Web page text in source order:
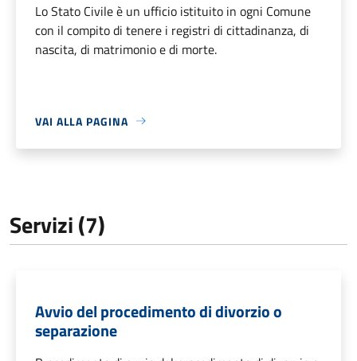
Lo Stato Civile è un ufficio istituito in ogni Comune
con il compito di tenere i registri di cittadinanza, di
nascita, di matrimonio e di morte.
VAI ALLA PAGINA
Servizi (7)
Avvio del procedimento di divorzio o
separazione